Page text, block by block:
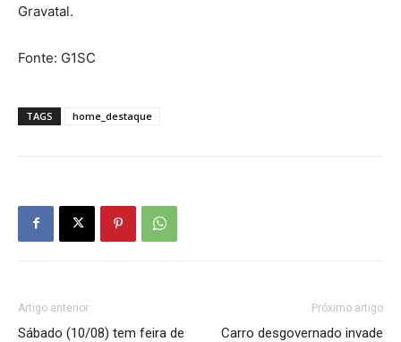
Gravatal.
Fonte: G1SC
TAGS home_destaque
Artigo anterior
Sábado (10/08) tem feira de
Próximo artigo
Carro desgovernado invade